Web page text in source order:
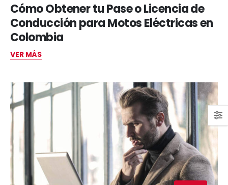
Cómo Obtener tu Pase o Licencia de
Conducción para Motos Eléctricas en
Colombia
VER MÁS